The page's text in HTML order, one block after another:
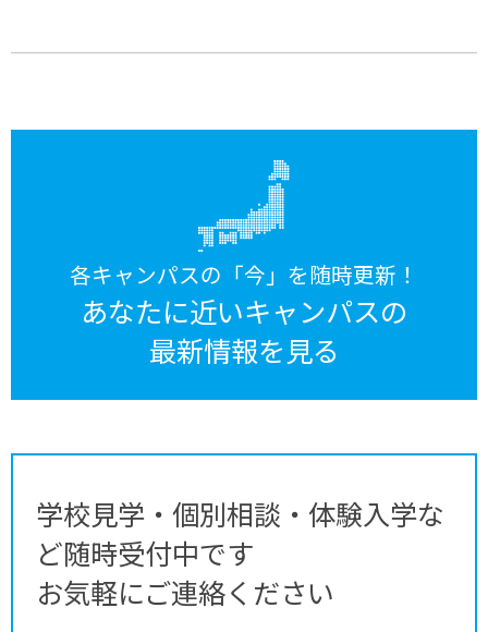
各キャンパスの「今」を随時更新！
あなたに近いキャンパスの
最新情報を見る
学校見学・個別相談・体験入学な
ど随時受付中です
お気軽にご連絡ください